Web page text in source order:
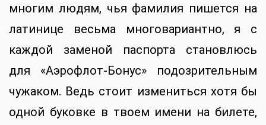
многим людям, чья фамилия пишется на
латинице весьма многовариантно, я с
каждой заменой паспорта становлюсь
для «Аэрофлот-Бонус» подозрительным
чужаком. Ведь стоит измениться хотя бы
одной буковке в твоем имени на билете,